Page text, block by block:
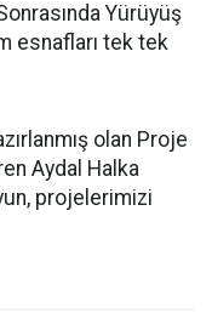
Yürüyüş
esnafları tek tek
olan Proje
Aydal Halka
projelerimizi